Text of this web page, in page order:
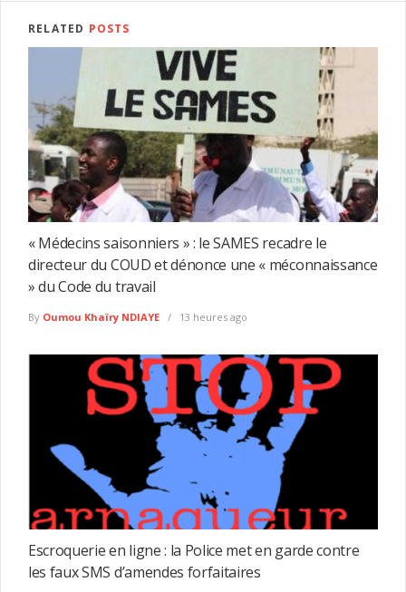
RELATED POSTS
« Médecins saisonniers » : le SAMES recadre le
directeur du COUD et dénonce une « méconnaissance
» du Code du travail
By Oumou Khaïry NDIAYE 13 heures ago
Escroquerie en ligne : la Police met en garde contre
les faux SMS d’amendes forfaitaires